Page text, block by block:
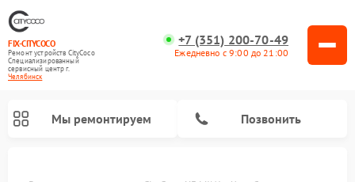
FIX-CITYCOCO
Ремонт устройств CityCoco
Специализированный
cервисный центр г.
Челябинск
+7 (351) 200-70-49
Ежедневно с 9:00 до 21:00
Мы ремонтируем Позвонить